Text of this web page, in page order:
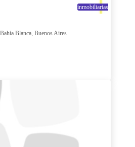
inmobiliarias
Blanca, Buenos Aires